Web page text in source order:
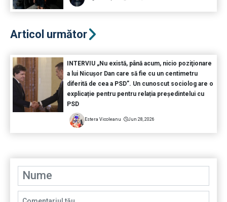
Articol următor
INTERVIU „Nu există, până acum, nicio poziţionare
a lui Nicuşor Dan care să fie cu un centimetru
diferită de cea a PSD”. Un cunoscut sociolog are o
explicație pentru pentru relația președintelui cu
PSD
Estera Vicoleanu Jun 28, 2026